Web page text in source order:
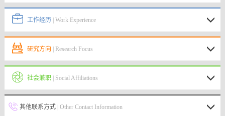
工作经历 | Work Experience
研究方向 | Research Focus
社会兼职 | Social Affiliations
其他联系方式| Other Contact Information